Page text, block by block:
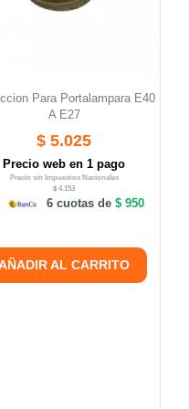
Para Portalampara E40
A E27
$ 5.025
Precio web en 1 pago
Precio sin Impuestos Nacionales
$ 4.153
6 cuotas de $ 950
AL CARRITO